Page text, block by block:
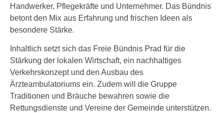
Handwerker, Pflegekräfte und Unternehmer. Das Bündnis
betont den Mix aus Erfahrung und frischen Ideen als
besondere Stärke.
Inhaltlich setzt sich das Freie Bündnis Prad für die
Stärkung der lokalen Wirtschaft, ein nachhaltiges
Verkehrskonzept und den Ausbau des
Ärzteambulatoriums ein. Zudem will die Gruppe
Traditionen und Bräuche bewahren sowie die
Rettungsdienste und Vereine der Gemeinde unterstützen.